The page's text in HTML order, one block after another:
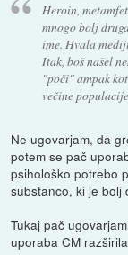
Heroin,
mnogo bolj
ime. Hvala
Itak, boš našel
"poči" ampak
večine
Ne ugovarjam, da
potem se pač
psihološko potrebo
substanco, ki je bolj
Tukaj pač
uporaba CM